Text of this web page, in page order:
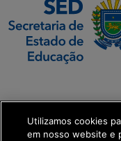
Executiva de
Transformação
Utilizamos cookies
em nosso website e